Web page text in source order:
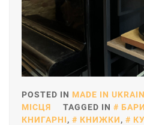
POSTED IN MADE IN
МІСЦЯ
TAGGED IN БАРИ
КНИГАРНІ, КНИЖКИ,